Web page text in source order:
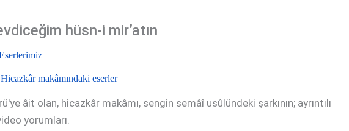
hüsn-i mir’atın
Hicazkâr makâmındaki eserler
âit olan, hicazkâr makâmı, sengin semâî usûlündeki şarkının; ayrıntılı
yorumları.